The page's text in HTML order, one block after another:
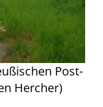
Post-
Hercher)